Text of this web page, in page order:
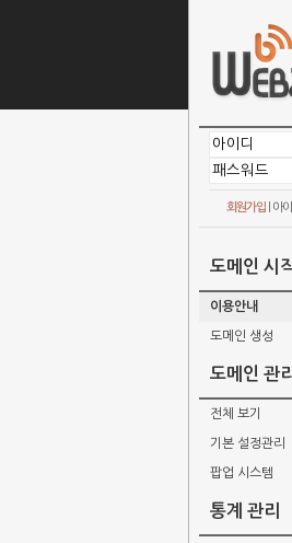
회원가입| 아
도메인 시
이용안내
도메인 생성
도메인 관리
전체 보기
기본 설정관리
팝업 시스템
통계 관리